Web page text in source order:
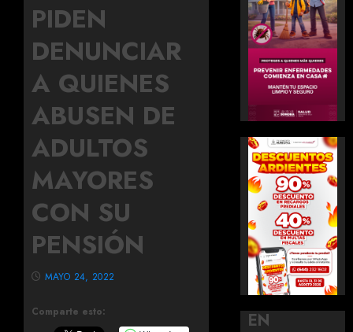
PIDEN
DENUNCIAR
A QUIENES
ABUSEN DE
ADULTOS
MAYORES
CON SU
PENSIÓN
Comparte esto:
MAYO 24, 2022
EN